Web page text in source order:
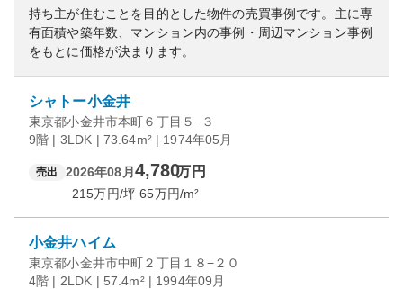
持ち主が住むことを目的とした物件の売買事例です。 主に専
有面積や築年数、マンション内の事例・周辺マンション事例
をもとに価格が決まります。
シャトー小金井
東京都小金井市本町６丁目５−３
9階 | 3LDK | 73.64m² | 1974年05月
売出 2026年08月 4,780万円
215万円/坪 65万円/m²
小金井ハイム
東京都小金井市中町２丁目１８−２０
4階 | 2LDK | 57.4m² | 1994年09月